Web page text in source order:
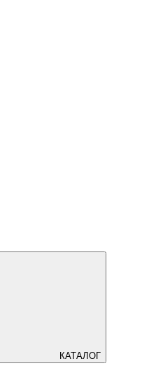
КАТАЛОГ